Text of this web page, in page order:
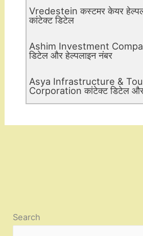
Vredestein कस्टमर केयर
कांटेक्ट डिटेल
Ashim Investment
डिटेल और हेल्पलाइन नंबर
Asya Infrastructure &
Corporation कांटेक्ट डिटेल और
Search